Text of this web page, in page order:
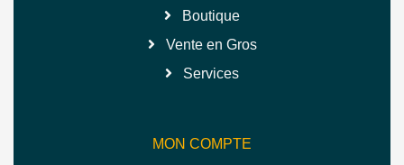
Boutique
Vente en Gros
Services
MON COMPTE